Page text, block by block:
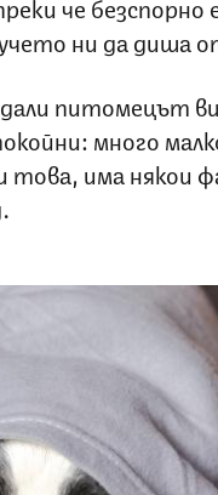
ни да диша
питомецът
много
това, има някои